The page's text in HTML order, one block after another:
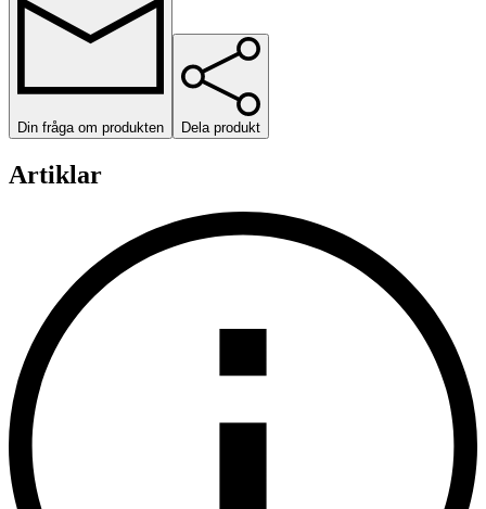
Din fråga om produkten Dela produkt
Artiklar